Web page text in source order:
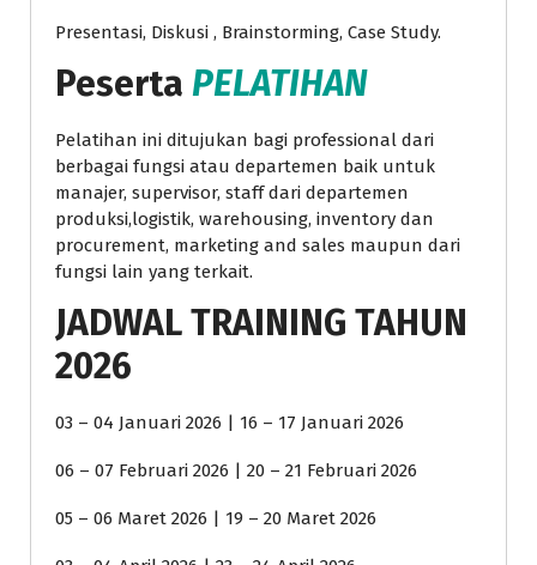
Presentasi, Diskusi , Brainstorming, Case Study.
Peserta PELATIHAN
Pelatihan ini ditujukan bagi professional dari
berbagai fungsi atau departemen baik untuk
manajer, supervisor, staff dari departemen
produksi,logistik, warehousing, inventory dan
procurement, marketing and sales maupun dari
fungsi lain yang terkait.
JADWAL TRAINING TAHUN
2026
03 – 04 Januari 2026 | 16 – 17 Januari 2026
06 – 07 Februari 2026 | 20 – 21 Februari 2026
05 – 06 Maret 2026 | 19 – 20 Maret 2026